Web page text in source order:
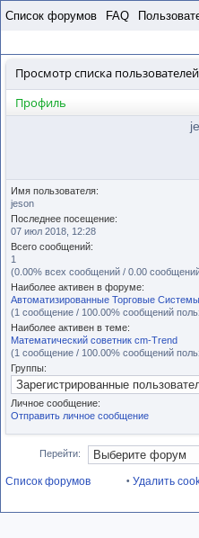
Список форумов FAQ
Просмотр списка пользователей
Профиль
Имя пользователя:
jeson
Последнее посещение:
07 июл 2018, 12:28
Всего сообщений:
1
(0.00% всех сообщений / 0.00
Наиболее активен в форуме:
Автоматизированные Торговые Системы
(1 сообщение / 100.00% сообщений
Наиболее активен в теме:
Математический советник cm-Trend
(1 сообщение / 100.00% сообщений
Группы:
Личное сообщение:
Отправить личное сообщение
Перейти:
Список форумов • Удалить